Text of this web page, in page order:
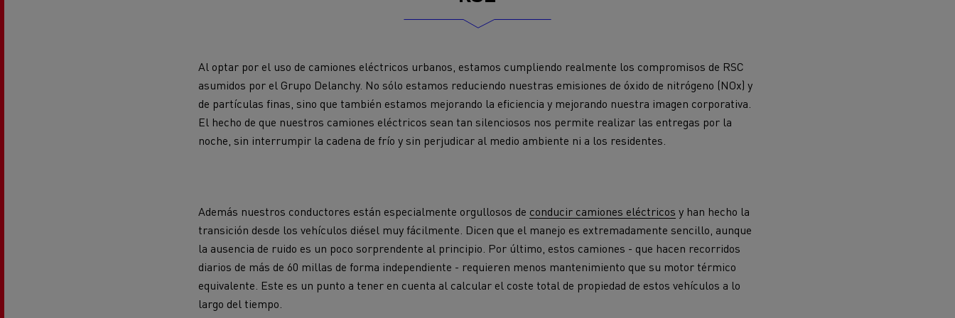
Al optar por el uso de camiones eléctricos urbanos, estamos cumpliendo realmente los compromisos de RSC
asumidos por el Grupo Delanchy. No sólo estamos reduciendo nuestras emisiones de óxido de nitrógeno (NOx) y
de partículas finas, sino que también estamos mejorando la eficiencia y mejorando nuestra imagen corporativa.
El hecho de que nuestros camiones eléctricos sean tan silenciosos nos permite realizar las entregas por la
noche, sin interrumpir la cadena de frío y sin perjudicar al medio ambiente ni a los residentes.
Además nuestros conductores están especialmente orgullosos de conducir camiones eléctricos y han hecho la
transición desde los vehículos diésel muy fácilmente. Dicen que el manejo es extremadamente sencillo, aunque
la ausencia de ruido es un poco sorprendente al principio. Por último, estos camiones - que hacen recorridos
diarios de más de 60 millas de forma independiente - requieren menos mantenimiento que su motor térmico
equivalente Este es un punto a tener en cuenta al calcular el coste total de propiedad de estos vehículos a lo
largo del tiempo.